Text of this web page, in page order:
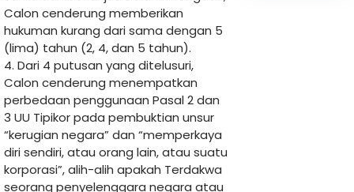
Calon cenderung memberikan
hukuman kurang dari sama dengan 5
(lima) tahun (2, 4, dan 5 tahun).
4. Dari 4 putusan yang ditelusuri,
Calon cenderung menempatkan
perbedaan penggunaan Pasal 2 dan
3 UU Tipikor pada pembuktian unsur
“kerugian negara” dan “memperkaya
diri sendiri, atau orang lain, atau suatu
korporasi”, alih-alih apakah Terdakwa
seorang penyelenggara negara atau